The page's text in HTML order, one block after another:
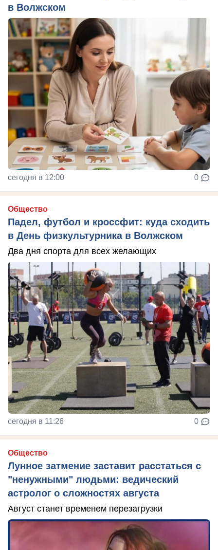
в Волжском
сегодня в 12:00 0
Общество
Падел, футбол и кроссфит: куда сходить
в День физкультурника в Волжском
Два дня спорта для всех желающих
сегодня в 11:26 0
Общество
Лунное затмение заставит расстаться с
"ненужными" людьми: ведический
астролог о сложностях августа
Август станет временем перезагрузки